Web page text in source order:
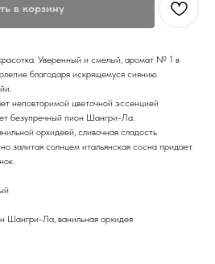
в корзину
Уверенный и смелый, аромат № 1 в
благодаря искрящемуся сиянию
неповторимой цветочной эссенцией
безупречный пион Шангри-Ла.
орхидеей, сливочная сладость
залитая солнцем итальянская сосна придает
Шангри-Ла, ванильная орхидея